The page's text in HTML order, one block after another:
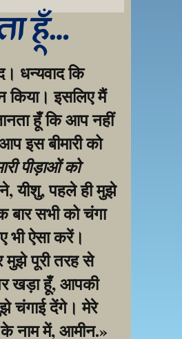
हूँ…
धन्यवाद कि
किया। इसलिए मैं
हूँ कि आप नहीं
इस बीमारी को
पीड़ाओं को
यीशु, पहले ही मुझे
सभी को चंगा
ऐसा करें।
मुझे पूरी तरह से
खड़ा हूँ, आपकी
चंगाई देंगे। मेरे
नाम में, आमीन.»